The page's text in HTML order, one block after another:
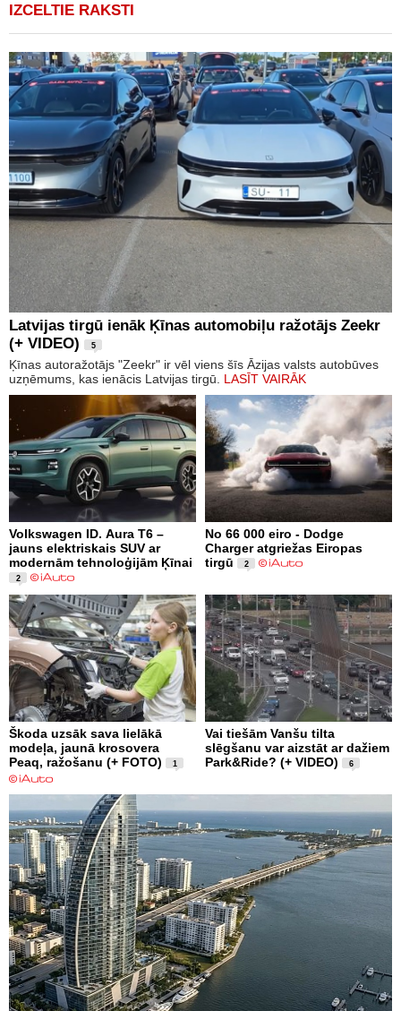
IZCELTIE RAKSTI
Latvijas tirgū ienāk Ķīnas automobiļu ražotājs Zeekr
(+ VIDEO)
5
Ķīnas autoražotājs "Zeekr" ir vēl viens šīs Āzijas valsts autobūves
uzņēmums, kas ienācis Latvijas tirgū. LASĪT VAIRĀK
Volkswagen ID. Aura T6 –
jauns elektriskais SUV ar
modernām tehnoloģijām Ķīnai
2
No 66 000 eiro - Dodge
Charger atgriežas Eiropas
tirgū
2
Škoda uzsāk sava lielākā
modeļa, jaunā krosovera
Peaq, ražošanu (+ FOTO)
1
Vai tiešām Vanšu tilta
slēgšanu var aizstāt ar dažiem
Park&Ride? (+ VIDEO)
6